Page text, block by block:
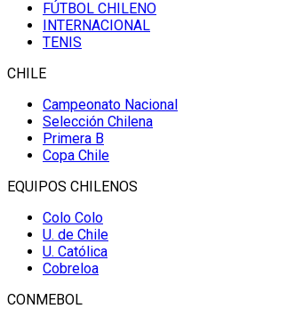
FÚTBOL CHILENO
INTERNACIONAL
TENIS
CHILE
Campeonato Nacional
Selección Chilena
Primera B
Copa Chile
EQUIPOS CHILENOS
Colo Colo
U. de Chile
U. Católica
Cobreloa
CONMEBOL